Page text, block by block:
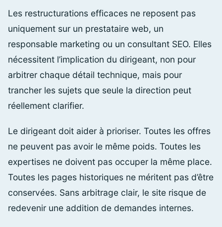
Les restructurations efficaces ne reposent pas
uniquement sur un prestataire web, un
responsable marketing ou un consultant SEO. Elles
nécessitent l’implication du dirigeant, non pour
arbitrer chaque détail technique, mais pour
trancher les sujets que seule la direction peut
réellement clarifier.
Le dirigeant doit aider à prioriser. Toutes les offres
ne peuvent pas avoir le même poids. Toutes les
expertises ne doivent pas occuper la même place.
Toutes les pages historiques ne méritent pas d’être
conservées. Sans arbitrage clair, le site risque de
redevenir une addition de demandes internes.